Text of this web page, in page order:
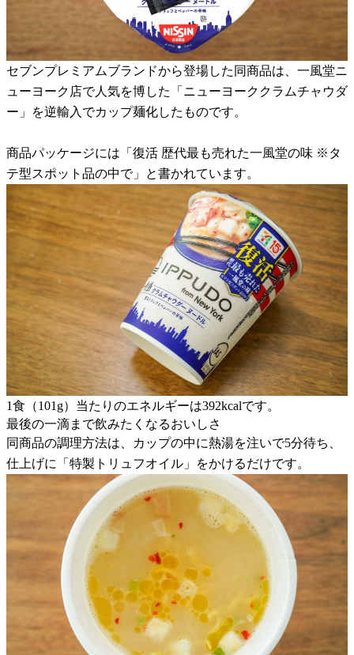
セブンプレミアムブランドから登場した同商品は、一風堂ニ
ューヨーク店で人気を博した「ニューヨーククラムチャウダ
ー」を逆輸入でカップ麺化したものです。
商品パッケージには「復活 歴代最も売れた一風堂の味 ※タ
テ型スポット品の中で」と書かれています。
1食（101g）当たりのエネルギーは392kcalです。
最後の一滴まで飲みたくなるおいしさ
同商品の調理方法は、カップの中に熱湯を注いで5分待ち、
仕上げに「特製トリュフオイル」をかけるだけです。